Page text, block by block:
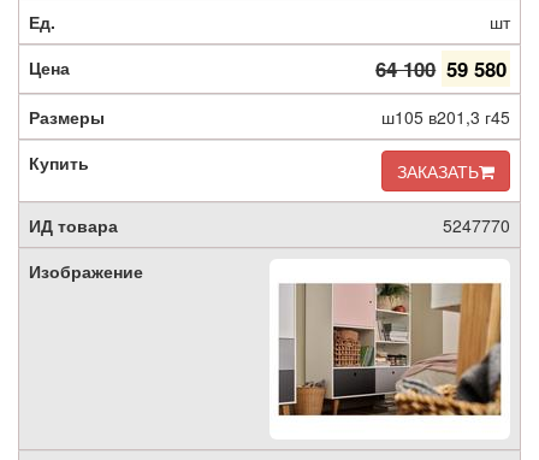
шт
64 100 59 580
ш105 в201,3 г45
ЗАКАЗАТЬ
5247770